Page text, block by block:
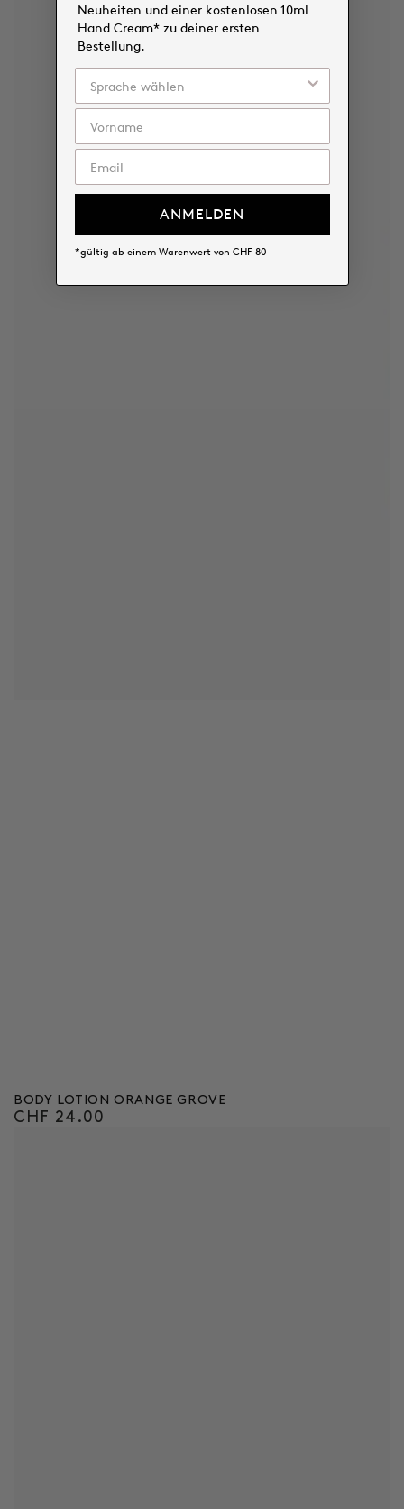
BODY LOTION ORANGE GROVE
Regulärer
CHF 24.00
Neuheiten und einer kostenlosen 10ml
Hand Cream* zu deiner ersten
Bestellung.
ANMELDEN
*gültig ab einem Warenwert von CHF 80